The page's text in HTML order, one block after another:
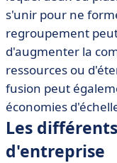
• Les raisons de
• Le processus de
• Les impacts
• Outils et
fusion d'entreprise
• Études de cas et
s'unir pour ne
regroupement
d'augmenter la
ressources ou
fusion peut
économies
Les
d'entreprise